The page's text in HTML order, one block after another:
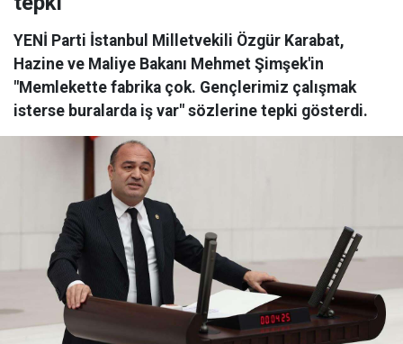
YENİ Parti İstanbul Milletvekili Özgür Karabat,
Hazine ve Maliye Bakanı Mehmet Şimşek'in
"Memlekette fabrika çok. Gençlerimiz çalışmak
isterse buralarda iş var" sözlerine tepki gösterdi.